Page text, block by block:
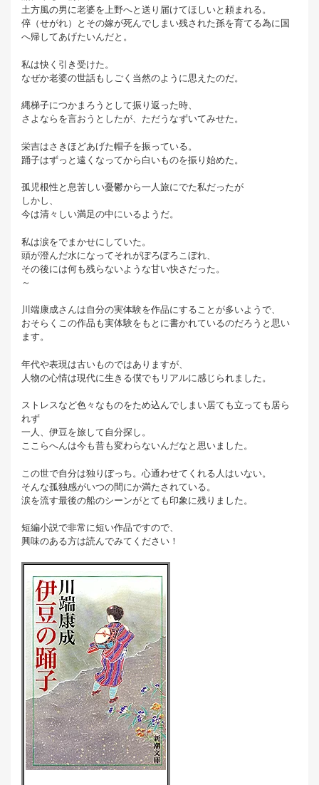
土方風の男に老婆を上野へと送り届けてほしいと頼まれる。
倅（せがれ）とその嫁が死んでしまい残された孫を育てる為に国
へ帰してあげたいんだと。
私は快く引き受けた。
なぜか老婆の世話もしごく当然のように思えたのだ。
縄梯子につかまろうとして振り返った時、
さよならを言おうとしたが、ただうなずいてみせた。
栄吉はさきほどあげた帽子を振っている。
踊子はずっと遠くなってから白いものを振り始めた。
孤児根性と息苦しい憂鬱から一人旅にでた私だったが
しかし、
今は清々しい満足の中にいるようだ。
私は涙をでまかせにしていた。
頭が澄んだ水になってそれがぽろぽろこぼれ、
その後には何も残らないような甘い快さだった。
～
川端康成さんは自分の実体験を作品にすることが多いようで、
おそらくこの作品も実体験をもとに書かれているのだろうと思い
ます。
年代や表現は古いものではありますが、
人物の心情は現代に生きる僕でもリアルに感じられました。
ストレスなど色々なものをため込んでしまい居ても立っても居ら
れず
一人、伊豆を旅して自分探し。
ここらへんは今も昔も変わらないんだなと思いました。
この世で自分は独りぼっち。心通わせてくれる人はいない。
そんな孤独感がいつの間にか満たされている。
涙を流す最後の船のシーンがとても印象に残りました。
短編小説で非常に短い作品ですので、
興味のある方は読んでみてください！